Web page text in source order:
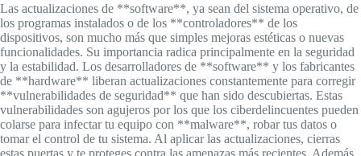
Las actualizaciones de **software**, ya sean del sistema operativo, de
los programas instalados o de los **controladores** de los
dispositivos, son mucho más que simples mejoras estéticas o nuevas
funcionalidades. Su importancia radica principalmente en la seguridad
y la estabilidad. Los desarrolladores de **software** y los fabricantes
de **hardware** liberan actualizaciones constantemente para corregir
**vulnerabilidades de seguridad** que han sido descubiertas. Estas
vulnerabilidades son agujeros por los que los ciberdelincuentes pueden
colarse para infectar tu equipo con **malware**, robar tus datos o
tomar el control de tu sistema. Al aplicar las actualizaciones, cierras
estas puertas y te proteges contra las amenazas más recientes. Además